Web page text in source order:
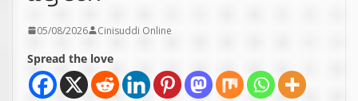
05/08/2026 Cinisuddi Online
Spread the love